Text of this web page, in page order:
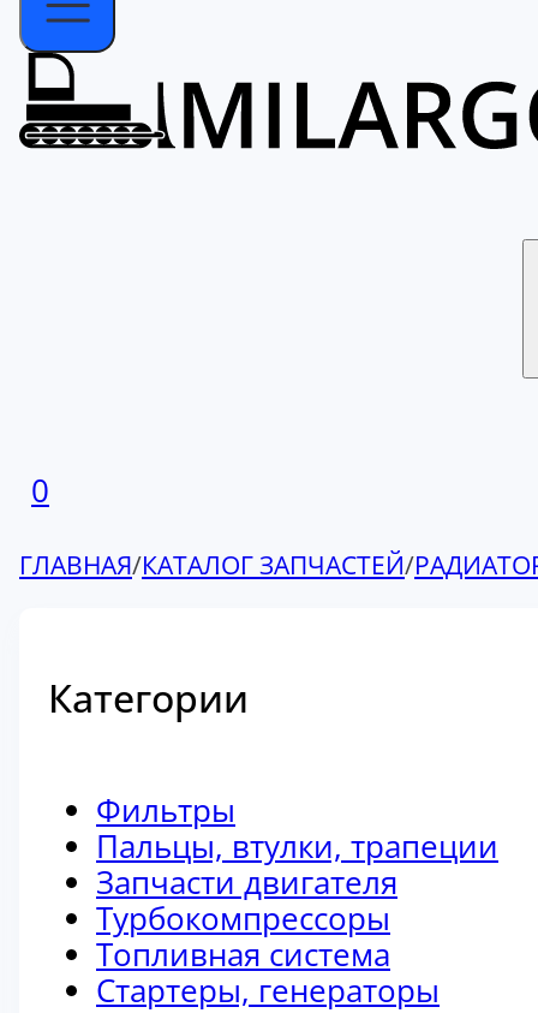
0
ГЛАВНАЯ/КАТАЛОГ ЗАПЧАСТЕЙ/
Категории
Фильтры
Пальцы, втулки, трапеции
Запчасти двигателя
Турбокомпрессоры
Топливная система
Стартеры, генераторы